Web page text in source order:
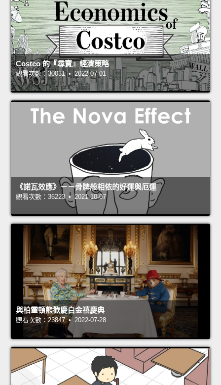
Costco 的『尋寶』經濟策略
觀看次數：30031 • 2022-07-01
《諾瓦效應》－－骨牌般相依的好運與厄運
觀看次數：36223 • 2021-10-07
與柏靈頓熊歡慶白金禧慶典
觀看次數：23847 • 2022-07-28